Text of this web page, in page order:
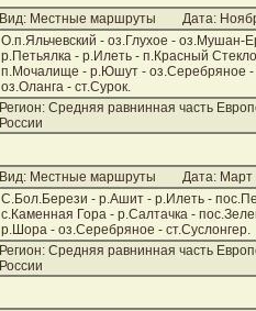
Вид: Местные маршруты Дата:
О.п.Яльчевский - оз.Глухое - оз.Мушан-
р.Петьялка - р.Илеть - п.Красный
п.Мочалище - р.Юшут - оз.Серебряное
оз.Оланга - ст.Сурок.
Регион: Средняя равнинная часть
России
Вид: Местные маршруты Дата: Март
С.Бол.Берези - р.Ашит - р.Илеть -
с.Каменная Гора - р.Салтачка -
р.Шора - оз.Серебряное - ст.Суслонгер.
Регион: Средняя равнинная часть
России